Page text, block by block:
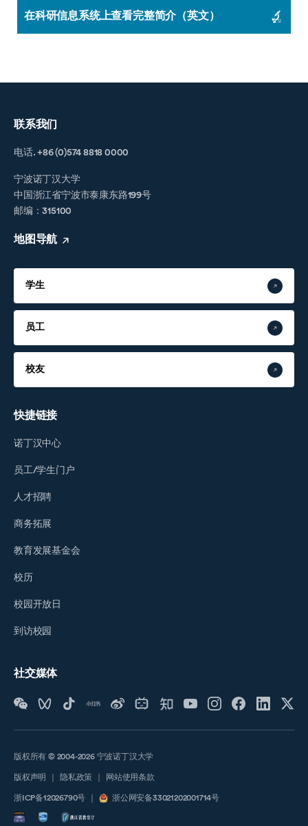
在科研信息系统上查看完整简介（英文）
联系我们
电话. +86 (0)574 8818 0000
宁波诺丁汉大学
中国浙江省宁波市泰康东路199号
邮编：315100
地图导航
学生
员工
校友
快捷链接
诺丁汉中心
员工/学生门户
人才招聘
商务拓展
教育发展基金会
校历
校园开放日
到访校园
社交媒体
版权所有 © 2004-2026 宁波诺丁汉大学
版权声明 隐私政策 网站使用条款
浙ICP备12026790号 浙公网安备33021202001714号